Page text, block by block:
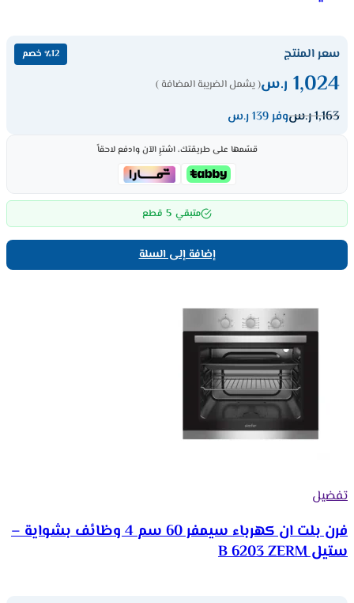
سعر المنتج ٪12 خصم
1,024 ر.س( يشمل الضريبة المضافة )
1,163ر.سوفر 139 ر.س
قسّمها على طريقتك، اشترِ الآن وادفع لاحقاً
متبقي 5 قطع
إضافة إلى السلة
تفضيل
فرن بلت ان كهرباء سيمفر 60 سم 4 وظائف بشواية –
ستيل B 6203 ZERM